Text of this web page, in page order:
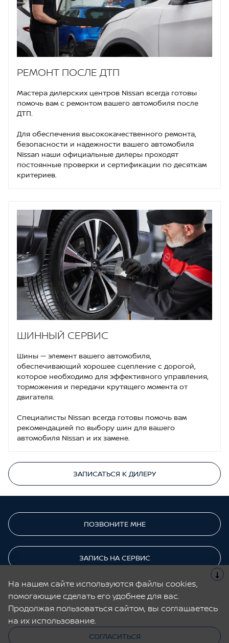
РЕМОНТ ПОСЛЕ ДТП
Мастера дилерских центров Nissan всегда готовы
помочь вам с ремонтом вашего автомобиля после
ДТП.
Для обеспечения высококачественного ремонта,
безопасности и надежности вашего автомобиля
Nissan наши официальные дилеры проходят
постоянные проверки и сертификации по десяткам
критериев.
ШИННЫЙ СЕРВИС
Шины — элемент вашего автомобиля,
обеспечивающий хорошее сцепление с дорогой,
которое необходимо для эффективного управления,
торможения и передачи крутящего момента от
двигателя.
Специалисты Nissan всегда готовы помочь вам
рекомендацией по выбору шин для вашего
автомобиля Nissan и их замене.
ЗАПИСАТЬСЯ К ДИЛЕРУ
ПОЗВОНИТЕ МНЕ
ЗАПИСЬ НА СЕРВИС
Cайт не является публичной офертой.
Все содержащиеся на Сайте сведения носят исключительно
информационный характер и не является исчерпывающими.
© 2026, Nissan Cделано в UDP Auto
На нашем сайте используются файлы cookies,
помогающие сделать его удобнее для вас.
Продолжая пользоваться сайтом, вы соглашаетесь
на их использование.
СОГЛАСИТЬСЯ